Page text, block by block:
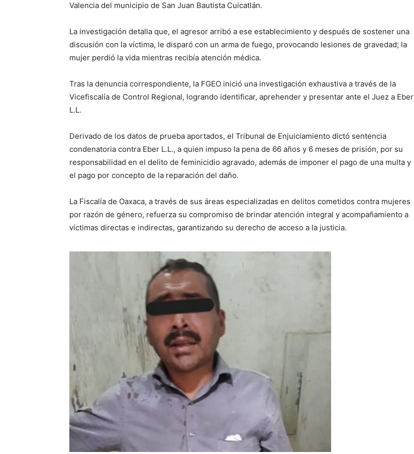
Valencia del municipio de San Juan Bautista Cuicatlán.
La investigación detalla que, el agresor arribó a ese establecimiento y después de sostener una
discusión con la víctima, le disparó con un arma de fuego, provocando lesiones de gravedad; la
mujer perdió la vida mientras recibía atención médica.
Tras la denuncia correspondiente, la FGEO inició una investigación exhaustiva a través de la
Vicefiscalía de Control Regional, logrando identificar, aprehender y presentar ante el Juez a Eber
L.L.
Derivado de los datos de prueba aportados, el Tribunal de Enjuiciamiento dictó sentencia
condenatoria contra Eber L.L., a quien impuso la pena de 66 años y 6 meses de prisión, por su
responsabilidad en el delito de feminicidio agravado, además de imponer el pago de una multa y
el pago por concepto de la reparación del daño.
La Fiscalía de Oaxaca, a través de sus áreas especializadas en delitos cometidos contra mujeres
por razón de género, refuerza su compromiso de brindar atención integral y acompañamiento a
víctimas directas e indirectas, garantizando su derecho de acceso a la justicia.